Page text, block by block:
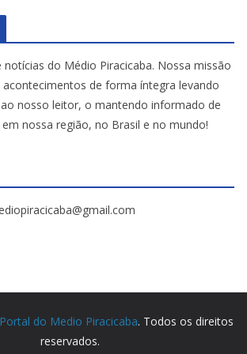
do Médio Piracicaba. Nossa missão
de forma íntegra levando
nosso leitor, o mantendo informado de
nossa região, no Brasil e no mundo!
Portal do Medio Piracicaba. Todos os direitos
reservados.